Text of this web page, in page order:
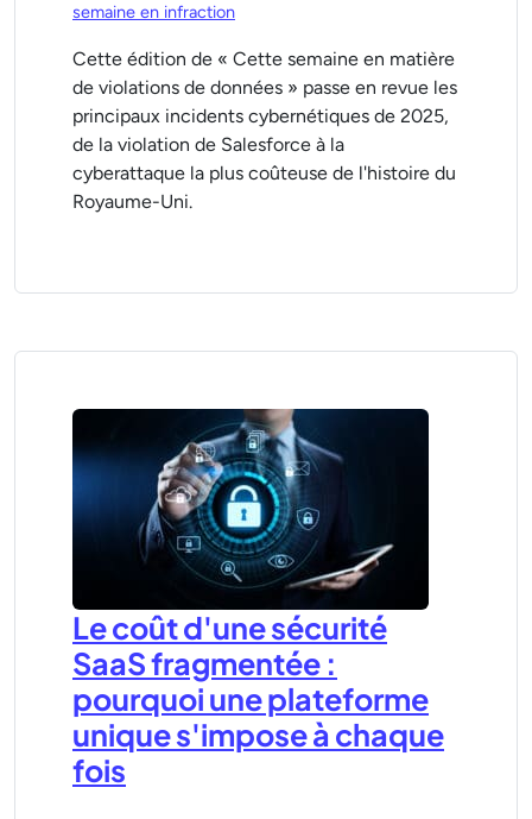
semaine en infraction
Cette édition de « Cette semaine en matière
de violations de données » passe en revue les
principaux incidents cybernétiques de 2025,
de la violation de Salesforce à la
cyberattaque la plus coûteuse de l'histoire du
Royaume-Uni.
Le coût d'une sécurité
SaaS fragmentée :
pourquoi une plateforme
unique s'impose à chaque
fois